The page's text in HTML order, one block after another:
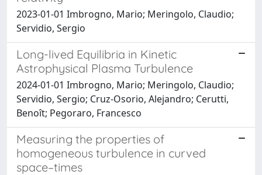
2023-01-01 Imbrogno, Mario; Meringolo, Claudio;
Servidio, Sergio
Long-lived Equilibria in Kinetic
Astrophysical Plasma Turbulence
2024-01-01 Imbrogno, Mario; Meringolo, Claudio;
Servidio, Sergio; Cruz-Osorio, Alejandro; Cerutti,
Benoît; Pegoraro, Francesco
Measuring the properties of
homogeneous turbulence in curved
space–times